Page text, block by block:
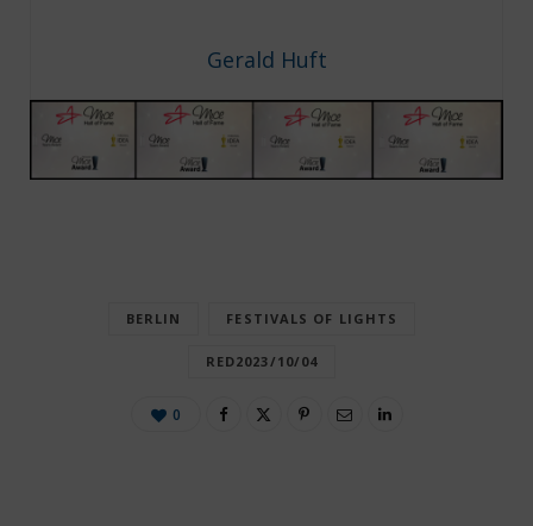
Gerald Huft
BERLIN FESTIVALS OF LIGHTS
RED2023/10/04
0